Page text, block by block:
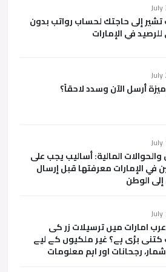
تشير إلى حاجتك لحساب رواتب بدون
في الإمارات
أرسل الآن وسدد لاحقاً؟
والحوالات المالية: أساليب يجب على
في الإمارات معرفتها قبل إرسال
إلى الوطن
امارات میں ترسیلات زر کی
کتنی بڑی ہے؟ غیر ملکیوں کے لیے
رجحانات اور اہم معلومات